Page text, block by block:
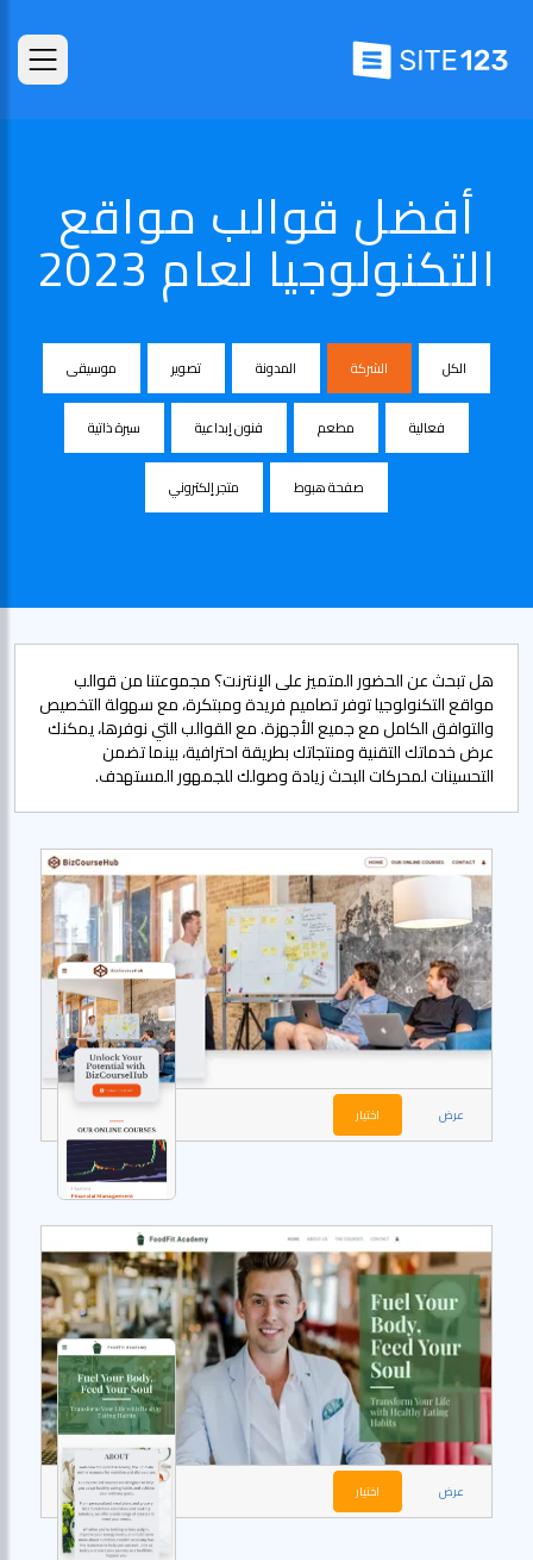
أفضل قوالب مواقع
التكنولوجيا لعام 2023
الكل الشركة المدونة تصوير موسيقى
فعالية مطعم فنون إبداعية سيرة ذاتية
صفحة هبوط متجر إلكتروني
هل تبحث عن الحضور المتميز على الإنترنت؟ مجموعتنا من قوالب
مواقع التكنولوجيا توفر تصاميم فريدة ومبتكرة، مع سهولة التخصيص
والتوافق الكامل مع جميع الأجهزة. مع القوالب التي نوفرها، يمكنك
عرض خدماتك التقنية ومنتجاتك بطريقة احترافية، بينما تضمن
التحسينات لمحركات البحث زيادة وصولك للجمهور المستهدف.
عرض اختيار
عرض اختيار